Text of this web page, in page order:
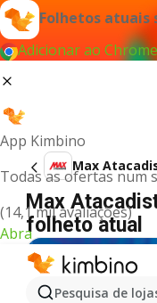
Folhetos atuais
Adicionar ao
App Kimbino
Todas as ofertas num
(14,1 mil avaliações)
Abra
Pesquisa de
Max
Max
folheto atual